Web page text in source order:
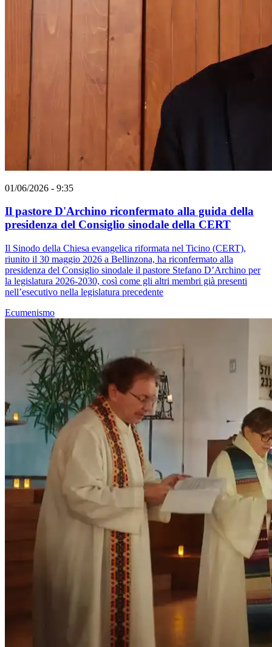
01/06/2026 - 9:35
Il pastore D'Archino riconfermato alla guida della
presidenza del Consiglio sinodale della CERT
Il Sinodo della Chiesa evangelica riformata nel Ticino (CERT),
riunito il 30 maggio 2026 a Bellinzona, ha riconfermato alla
presidenza del Consiglio sinodale il pastore Stefano D’Archino per
la legislatura 2026-2030, così come gli altri membri già presenti
nell’esecutivo nella legislatura precedente
Ecumenismo